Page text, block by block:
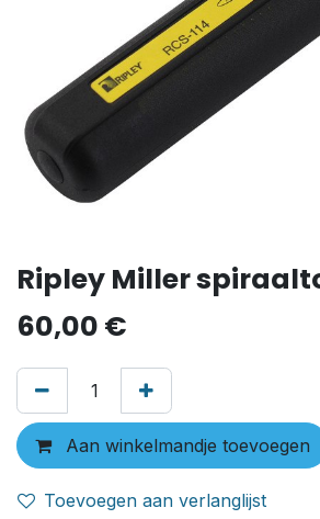
Ripley Miller
60,00 €
Aan winkelmandje toevoegen
Toevoegen aan verlanglijst